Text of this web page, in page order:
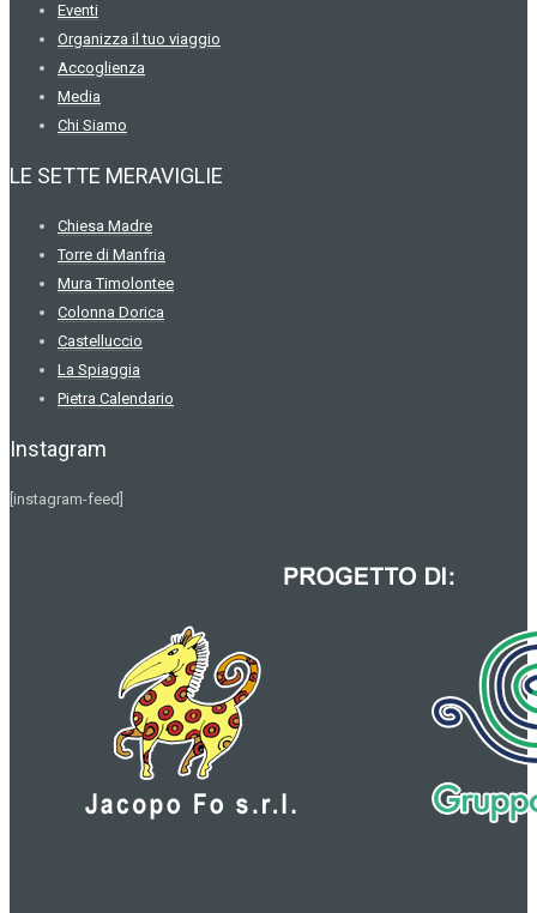
Eventi
Organizza il tuo viaggio
Accoglienza
Media
Chi Siamo
LE SETTE MERAVIGLIE
Chiesa Madre
Torre di Manfria
Mura Timolontee
Colonna Dorica
Castelluccio
La Spiaggia
Pietra Calendario
Instagram
[instagram-feed]